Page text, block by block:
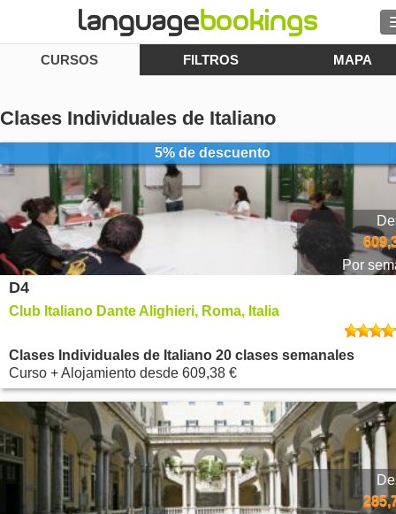
Contacto
Identifícate
Ayuda
CURSOS FILTROS MAPA
Clases Individuales de Italiano
5% de descuento
Por
D4
Club Italiano Dante Alighieri, Roma, Italia
Clases Individuales de Italiano 20 clases semanales
Curso + Alojamiento desde 609,38 €